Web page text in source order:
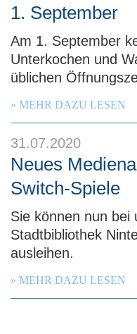
1. September
Am 1. September
Unterkochen und
üblichen
MEHR DAZU LESEN
31.07.2020
Neues
Switch-Spiele
Sie können nun
Stadtbibliothek
ausleihen.
MEHR DAZU LESEN